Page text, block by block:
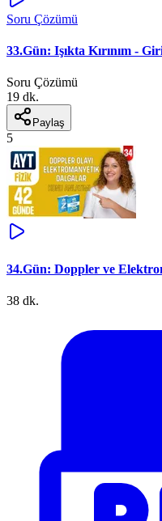
Soru Çözümü
33.Gün: Işıkta Kırınım -
Soru Çözümü
19 dk.
Paylaş
5
34.Gün: Doppler ve
38 dk.